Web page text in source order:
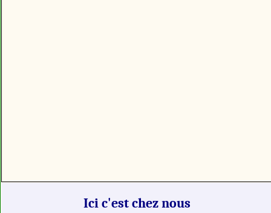
Ici c'est chez nous